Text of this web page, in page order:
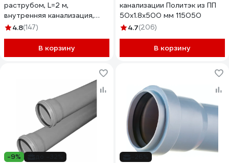
раструбом, L=2 м,
внутренняя канализация,
толщина стенки 1.8
4.8(147)
В корзину
канализации Политэк из ПП
50х1.8х500 мм 115050
4.7(206)
В корзину
-9%